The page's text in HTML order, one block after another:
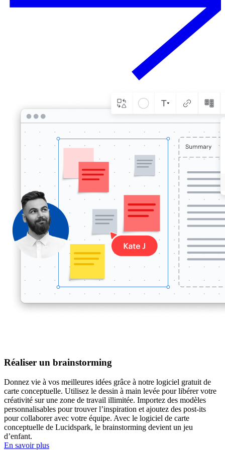
Réaliser un brainstorming
Donnez vie à vos meilleures idées grâce à notre logiciel gratuit de
carte conceptuelle. Utilisez le dessin à main levée pour libérer votre
créativité sur une zone de travail illimitée. Importez des modèles
personnalisables pour trouver l’inspiration et ajoutez des post-its
pour collaborer avec votre équipe. Avec le logiciel de carte
conceptuelle de Lucidspark, le brainstorming devient un jeu
d’enfant.
En savoir plus